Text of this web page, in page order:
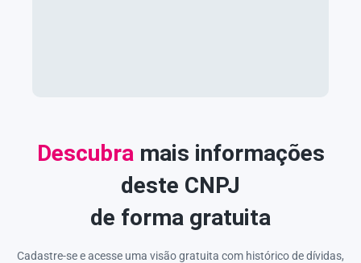
Descubra mais informações
deste CNPJ
de forma gratuita
Cadastre-se e acesse uma visão gratuita com histórico de dívidas,